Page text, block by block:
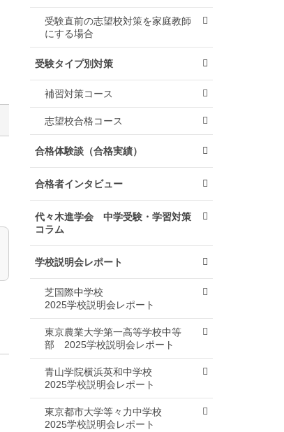
受験直前の志望校対策を家庭教師
にする場合
受験タイプ別対策
補習対策コース
志望校合格コース
合格体験談（合格実績）
合格者インタビュー
代々木進学会 中学受験・学習対策
コラム
学校説明会レポート
芝国際中学校
2025学校説明会レポート
東京農業大学第一高等学校中等
部 2025学校説明会レポート
青山学院横浜英和中学校
2025学校説明会レポート
東京都市大学等々力中学校
2025学校説明会レポート